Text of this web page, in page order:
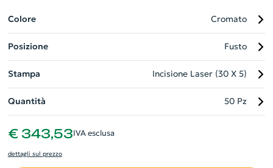
integrata assicura un porto semplice e maneggevole. Include 4
batterie al litio LR44, per una lunga durata. Il suo design
compatto con dimensioni di ø22 x 175 mm la rende perfetta
per ogni occasione.
Colore Cromato
Posizione Fusto
Stampa Incisione Laser (30 X 5)
Quantità 50 Pz
€ 343,53IVA esclusa
dettagli sul prezzo